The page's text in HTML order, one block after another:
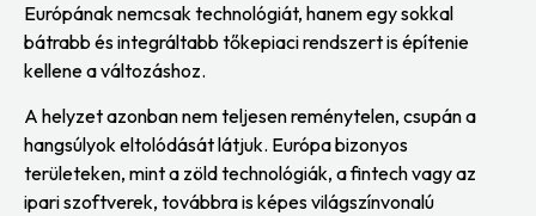
Európának nemcsak technológiát, hanem egy sokkal
bátrabb és integráltabb tőkepiaci rendszert is építenie
kellene a változáshoz.
A helyzet azonban nem teljesen reménytelen, csupán a
hangsúlyok eltolódását látjuk. Európa bizonyos
területeken, mint a zöld technológiák, a fintech vagy az
ipari szoftverek, továbbra is képes világszínvonalú